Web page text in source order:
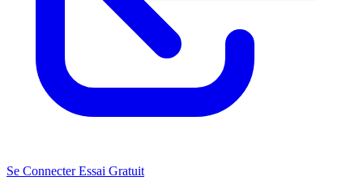
Se ConnecterEssai Gratuit